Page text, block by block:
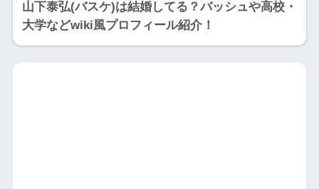
山下泰弘(バスケ)は結婚してる？バッシュや高校・
大学などwiki風プロフィール紹介！